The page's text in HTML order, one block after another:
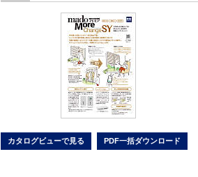
カタログビューで見る PDF一括ダウンロード